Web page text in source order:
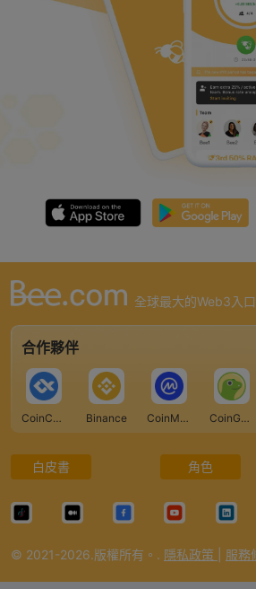
e
o
全球最大的Web3入
合作夥伴
CoinCarp Binance CoinMarketCap CoinGecko
白皮書 角色
© 2021-2026.版權所有。. 隱私政策 服務